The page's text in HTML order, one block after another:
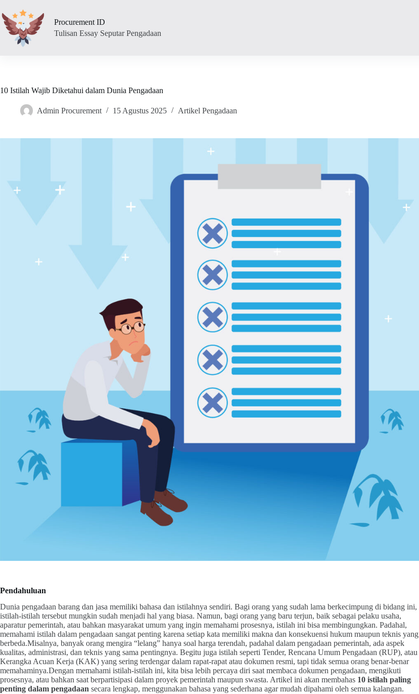
to
content
Procurement ID
Tulisan Essay Seputar Pengadaan
10 Istilah Wajib Diketahui dalam Dunia Pengadaan
Admin Procurement 15 Agustus 2025 Artikel Pengadaan
Pendahuluan
Dunia pengadaan barang dan jasa memiliki bahasa dan istilahnya sendiri. Bagi orang yang sudah lama berkecimpung di bidang ini,
istilah-istilah tersebut mungkin sudah menjadi hal yang biasa. Namun, bagi orang yang baru terjun, baik sebagai pelaku usaha,
aparatur pemerintah, atau bahkan masyarakat umum yang ingin memahami prosesnya, istilah ini bisa membingungkan. Padahal,
memahami istilah dalam pengadaan sangat penting karena setiap kata memiliki makna dan konsekuensi hukum maupun teknis yang
berbeda.Misalnya, banyak orang mengira “lelang” hanya soal harga terendah, padahal dalam pengadaan pemerintah, ada aspek
kualitas, administrasi, dan teknis yang sama pentingnya. Begitu juga istilah seperti Tender, Rencana Umum Pengadaan (RUP), atau
Kerangka Acuan Kerja (KAK) yang sering terdengar dalam rapat-rapat atau dokumen resmi, tapi tidak semua orang benar-benar
memahaminya.Dengan memahami istilah-istilah ini, kita bisa lebih percaya diri saat membaca dokumen pengadaan, mengikuti
prosesnya, atau bahkan saat berpartisipasi dalam proyek pemerintah maupun swasta. Artikel ini akan membahas 10 istilah paling
penting dalam pengadaan secara lengkap, menggunakan bahasa yang sederhana agar mudah dipahami oleh semua kalangan.